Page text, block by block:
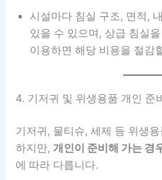
시설마다 침실 구조, 면적,
있을 수 있으며, 상급 침실
이용하면 해당 비용을 절감
4. 기저귀 및 위생용품 개인 준
기저귀, 물티슈, 세제 등 위생
하지만,개인이 준비해 가는 경
에 따라 다릅니다.